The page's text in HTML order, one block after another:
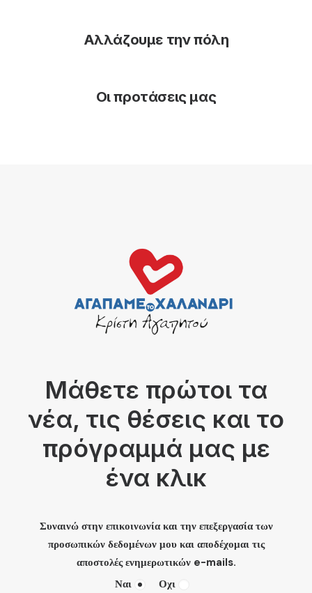
Αλλάζουμε την πόλη
Οι προτάσεις μας
Μάθετε πρώτοι τα
νέα, τις θέσεις και το
πρόγραμμά μας με
ένα κλικ
Συναινώ στην επικοινωνία και την επεξεργασία των
προσωπικών δεδομένων μου και αποδέχομαι τις
αποστολές ενημερωτικών e-mails.
Ναι
Οχι